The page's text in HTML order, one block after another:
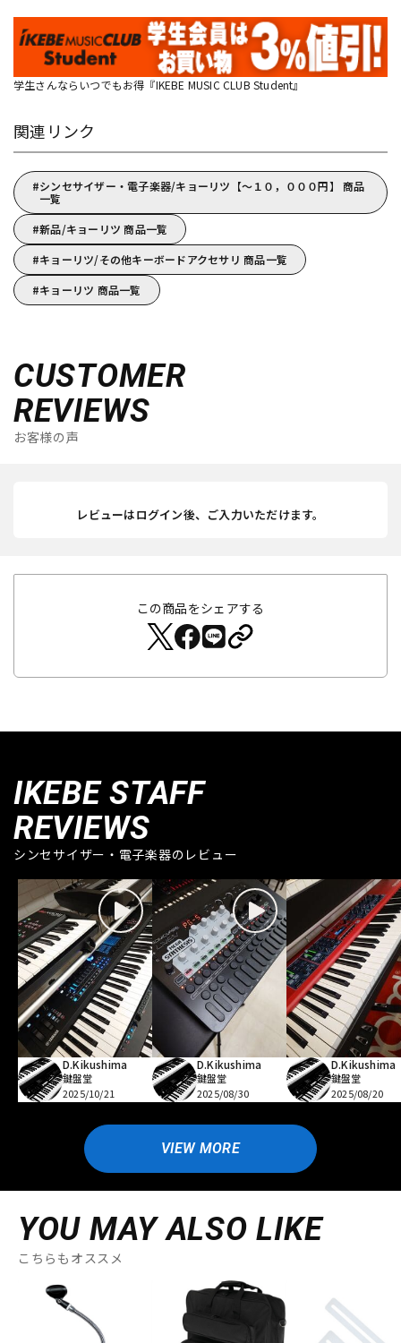
学生さんならいつでもお得『IKEBE MUSIC CLUB Student』
関連リンク
シンセサイザー・電子楽器/キョーリツ【～１０，０００円】 商品
一覧
新品/キョーリツ 商品一覧
キョーリツ/その他キーボードアクセサリ 商品一覧
キョーリツ 商品一覧
CUSTOMER
REVIEWS
お客様の声
レビューはログイン後、ご入力いただけます。
この商品をシェアする
IKEBE STAFF
REVIEWS
シンセサイザー・電子楽器のレビュー
D.Kikushima
鍵盤堂
2025/10/21
D.Kikushima
鍵盤堂
2025/08/30
D.Kikushima
鍵盤堂
2025/08/20
VIEW MORE
YOU MAY ALSO LIKE
こちらもオススメ